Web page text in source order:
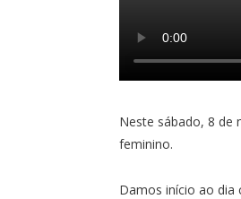
Neste sábado, 8 de
feminino.
Damos início ao dia